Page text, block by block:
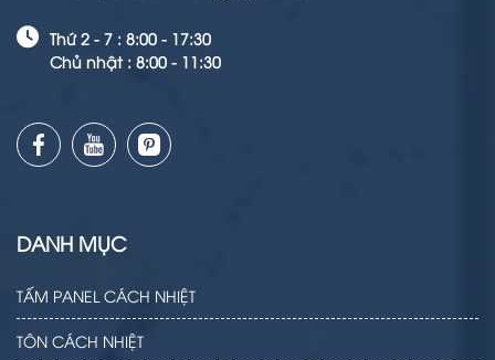
Thứ 2 - 7 : 8:00 - 17:30
Chủ nhật : 8:00 - 11:30
DANH MỤC
TẤM PANEL CÁCH NHIỆT
TÔN CÁCH NHIỆT